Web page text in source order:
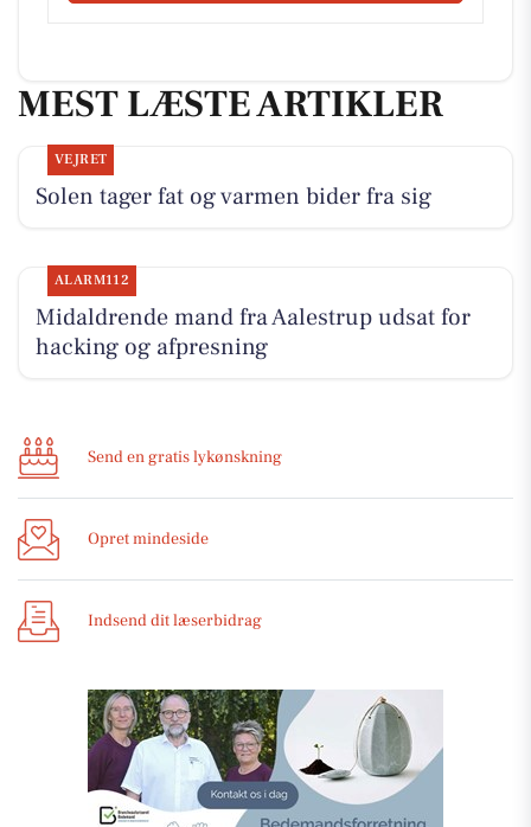
MEST LÆSTE ARTIKLER
VEJRET
Solen tager fat og varmen bider fra sig
ALARM112
Midaldrende mand fra Aalestrup udsat for
hacking og afpresning
Send en gratis lykønskning
Opret mindeside
Indsend dit læserbidrag